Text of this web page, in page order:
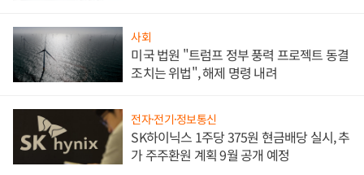
사회
미국 법원 "트럼프 정부 풍력 프로젝트 동결
조치는 위법", 해제 명령 내려
전자·전기·정보통신
SK하이닉스 1주당 375원 현금배당 실시, 추
가 주주환원 계획 9월 공개 예정